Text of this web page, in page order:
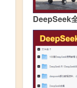
DeepSeek